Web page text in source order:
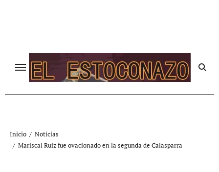
Inicio
Noticias
Mariscal Ruiz fue ovacionado en la segunda de Calasparra